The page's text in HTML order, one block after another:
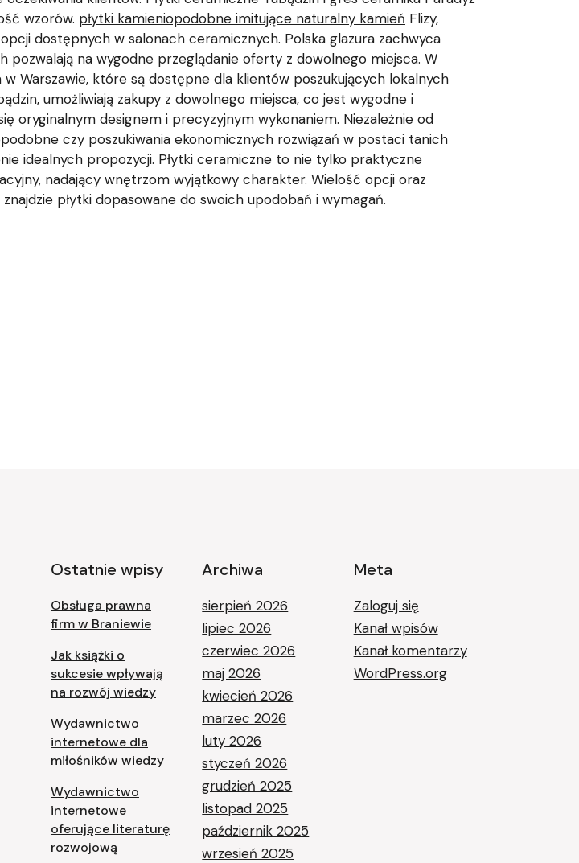
wzorów. płytki kamieniopodobne imitujące naturalny kamień Flizy,
dostępnych w salonach ceramicznych. Polska glazura zachwyca
pozwalają na wygodne przeglądanie oferty z dowolnego miejsca. W
Warszawie, które są dostępne dla klientów poszukujących lokalnych
umożliwiają zakupy z dowolnego miejsca, co jest wygodne i
oryginalnym designem i precyzyjnym wykonaniem. Niezależnie od
czy poszukiwania ekonomicznych rozwiązań w postaci tanich
idealnych propozycji. Płytki ceramiczne to nie tylko praktyczne
nadający wnętrzom wyjątkowy charakter. Wielość opcji oraz
płytki dopasowane do swoich upodobań i wymagań.
Ostatnie wpisy
Obsługa prawna
firm w Braniewie
Jak książki o
sukcesie wpływają
na rozwój wiedzy
Wydawnictwo
internetowe dla
miłośników wiedzy
Wydawnictwo
internetowe
oferujące literaturę
rozwojową
Archiwa
sierpień 2026
lipiec 2026
czerwiec 2026
maj 2026
kwiecień 2026
marzec 2026
luty 2026
styczeń 2026
grudzień 2025
listopad 2025
październik 2025
wrzesień 2025
Meta
Zaloguj się
Kanał wpisów
Kanał komentarzy
WordPress.org